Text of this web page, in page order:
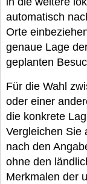
automatisch
Orte
genaue Lage
geplanten
Für die Wahl
oder einer
die konkrete
Vergleichen Sie
nach den
ohne den
Merkmalen der